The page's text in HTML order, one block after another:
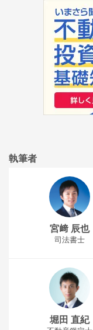
執筆者
宮﨑 辰也
司法書士
堀田 直紀